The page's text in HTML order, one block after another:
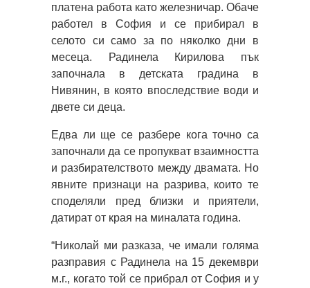
платена работа като железничар. Обаче
работел в София и се прибирал в
селото си само за по няколко дни в
месеца. Радинела Кирилова пък
започнала в детската градина в
Нивянин, в която впоследствие води и
двете си деца.
Едва ли ще се разбере кога точно са
започнали да се пропукват взаимността
и разбирателството между двамата. Но
явните признаци на разрива, които те
споделяли пред близки и приятели,
датират от края на миналата година.
“Николай ми разказа, че имали голяма
разправия с Радинела на 15 декември
м.г., когато той се прибрал от София и у